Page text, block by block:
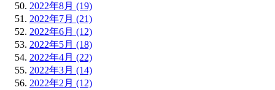
2022年8月 (19)
2022年7月 (21)
2022年6月 (12)
2022年5月 (18)
2022年4月 (22)
2022年3月 (14)
2022年2月 (12)